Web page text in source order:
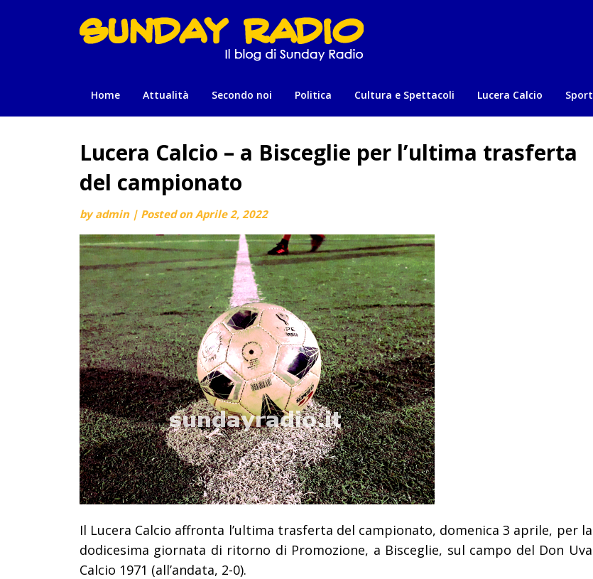
Home Attualità Secondo noi Politica Cultura e Spettacoli Lucera Calcio Sport
Lucera Calcio – a Bisceglie per l’ultima trasferta
del campionato
byadmin | Posted onAprile 2, 2022
Il Lucera Calcio affronta l’ultima trasferta del campionato, domenica 3 aprile, per la
dodicesima giornata di ritorno di Promozione, a Bisceglie, sul campo del Don Uva
Calcio 1971 (all’andata, 2-0).